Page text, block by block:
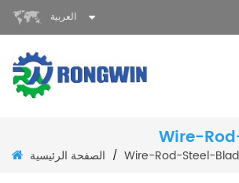
العربية
Wire-
الصفحة الرئيسية / Wire-Rod-Steel-